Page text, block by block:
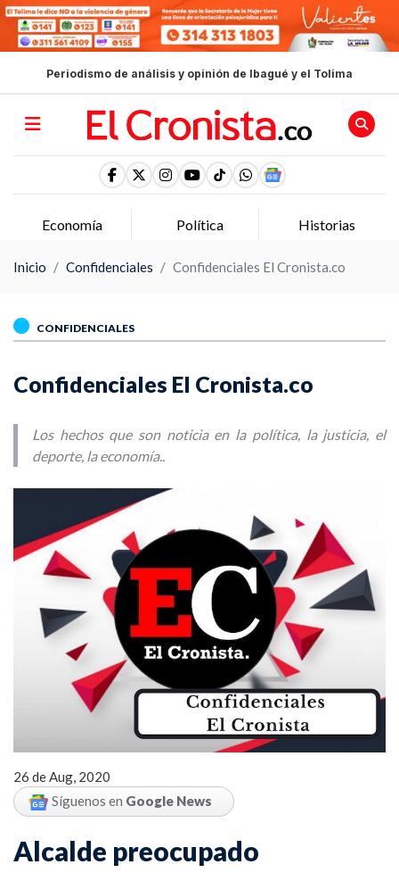
Periodismo de análisis y opinión de Ibagué y el Tolima
Economía Política Historias
Inicio Confidenciales Confidenciales El Cronista.co
CONFIDENCIALES
Confidenciales El Cronista.co
Los hechos que son noticia en la política, la justicia, el
deporte, la economía..
26 de Aug, 2020
Síguenos en Google News
Alcalde preocupado